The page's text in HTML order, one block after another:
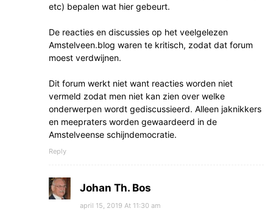
etc) bepalen wat hier gebeurt.
De reacties en discussies op het veelgelezen
Amstelveen.blog waren te kritisch, zodat dat forum
moest verdwijnen.
Dit forum werkt niet want reacties worden niet
vermeld zodat men niet kan zien over welke
onderwerpen wordt gediscussieerd. Alleen jaknikkers
en meepraters worden gewaardeerd in de
Amstelveense schijndemocratie.
Reply
Johan Th. Bos
april 15, 2019 At 11:30 am